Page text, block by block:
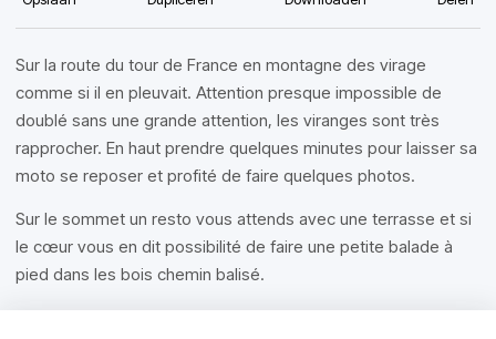
Sur la route du tour de France en montagne des virage
comme si il en pleuvait. Attention presque impossible de
doublé sans une grande attention, les viranges sont très
rapprocher. En haut prendre quelques minutes pour laisser sa
moto se reposer et profité de faire quelques photos.
Sur le sommet un resto vous attends avec une terrasse et si
le cœur vous en dit possibilité de faire une petite balade à
pied dans les bois chemin balisé.